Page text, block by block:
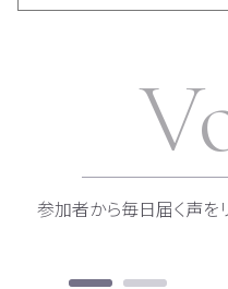
参加者から毎日届く声を